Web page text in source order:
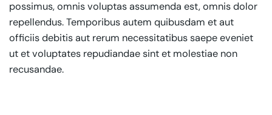
possimus, omnis voluptas assumenda est, omnis dolor
repellendus. Temporibus autem quibusdam et aut
officiis debitis aut rerum necessitatibus saepe eveniet
ut et voluptates repudiandae sint et molestiae non
recusandae.